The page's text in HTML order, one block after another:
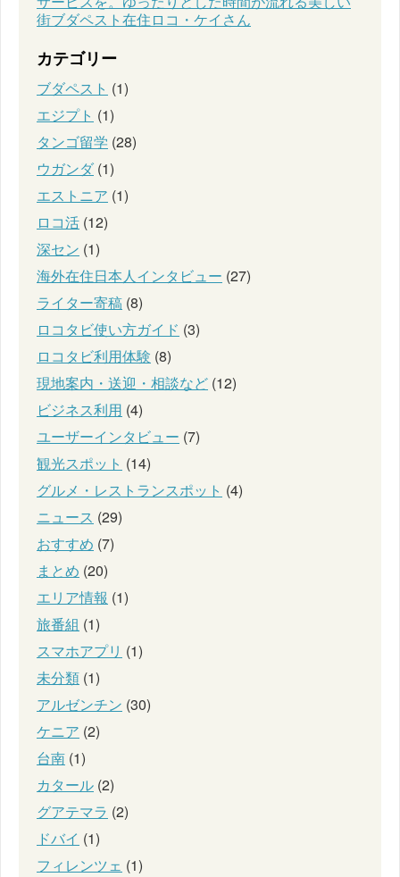
街ブダペスト在住ロコ・ケイさん
カテゴリー
ブダペスト (1)
エジプト (1)
タンゴ留学 (28)
ウガンダ(1)
エストニア (1)
ロコ活 (12)
深セン (1)
海外在住日本人インタビュー (27)
ライター寄稿 (8)
ロコタビ使い方ガイド (3)
ロコタビ利用体験 (8)
現地案内・送迎・相談など (12)
ビジネス利用 (4)
ユーザーインタビュー (7)
観光スポット (14)
グルメ・レストランスポット (4)
ニュース (29)
おすすめ (7)
まとめ (20)
エリア情報 (1)
旅番組 (1)
スマホアプリ (1)
未分類 (1)
アルゼンチン (30)
ケニア (2)
台南 (1)
カタール (2)
グアテマラ (2)
ドバイ (1)
フィレンツェ (1)